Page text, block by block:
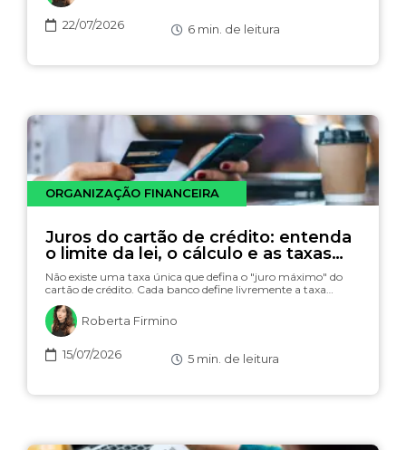
22/07/2026 6 min. de leitura
ORGANIZAÇÃO FINANCEIRA
Juros do cartão de crédito: entenda
o limite da lei, o cálculo e as taxas
(com simulador)
Não existe uma taxa única que defina o "juro máximo" do
cartão de crédito. Cada banco define livremente a taxa…
Roberta Firmino
15/07/2026 5 min. de leitura